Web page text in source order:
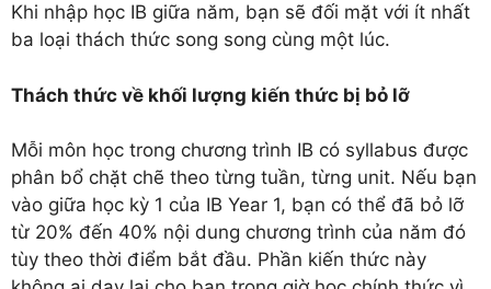
Khi nhập học IB giữa năm, bạn sẽ đối mặt với ít nhất
ba loại thách thức song song cùng một lúc.
Thách thức về khối lượng kiến thức bị bỏ lỡ
Mỗi môn học trong chương trình IB có syllabus được
phân bổ chặt chẽ theo từng tuần, từng unit. Nếu bạn
vào giữa học kỳ 1 của IB Year 1, bạn có thể đã bỏ lỡ
từ 20% đến 40% nội dung chương trình của năm đó
tùy theo thời điểm bắt đầu. Phần kiến thức này